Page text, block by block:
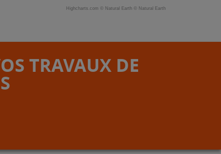
Highcharts.com © Natural Earth © Natural Earth
TRAVAUX DE